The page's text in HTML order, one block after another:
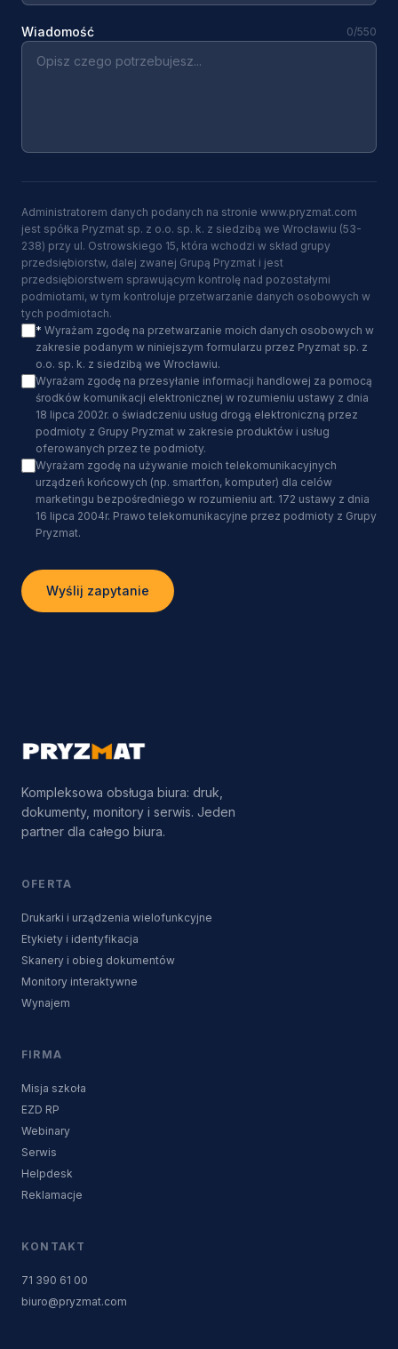
Wiadomość 0/550
Administratorem danych podanych na stronie www.pryzmat.com
jest spółka Pryzmat sp. z o.o. sp. k. z siedzibą we Wrocławiu (53-
238) przy ul. Ostrowskiego 15, która wchodzi w skład grupy
przedsiębiorstw, dalej zwanej Grupą Pryzmat i jest
przedsiębiorstwem sprawującym kontrolę nad pozostałymi
podmiotami, w tym kontroluje przetwarzanie danych osobowych w
tych podmiotach.
* Wyrażam zgodę na przetwarzanie moich danych osobowych w
zakresie podanym w niniejszym formularzu przez Pryzmat sp. z
o.o. sp. k. z siedzibą we Wrocławiu.
Wyrażam zgodę na przesyłanie informacji handlowej za pomocą
środków komunikacji elektronicznej w rozumieniu ustawy z dnia
18 lipca 2002r. o świadczeniu usług drogą elektroniczną przez
podmioty z Grupy Pryzmat w zakresie produktów i usług
oferowanych przez te podmioty.
Wyrażam zgodę na używanie moich telekomunikacyjnych
urządzeń końcowych (np. smartfon, komputer) dla celów
marketingu bezpośredniego w rozumieniu art. 172 ustawy z dnia
16 lipca 2004r. Prawo telekomunikacyjne przez podmioty z Grupy
Pryzmat.
Wyślij zapytanie
Kompleksowa obsługa biura: druk,
dokumenty, monitory i serwis. Jeden
partner dla całego biura.
OFERTA
Drukarki i urządzenia wielofunkcyjne
Etykiety i identyfikacja
Skanery i obieg dokumentów
Monitory interaktywne
Wynajem
FIRMA
Misja szkoła
EZD RP
Webinary
Serwis
Helpdesk
Reklamacje
KONTAKT
71 390 61 00
biuro@pryzmat.com